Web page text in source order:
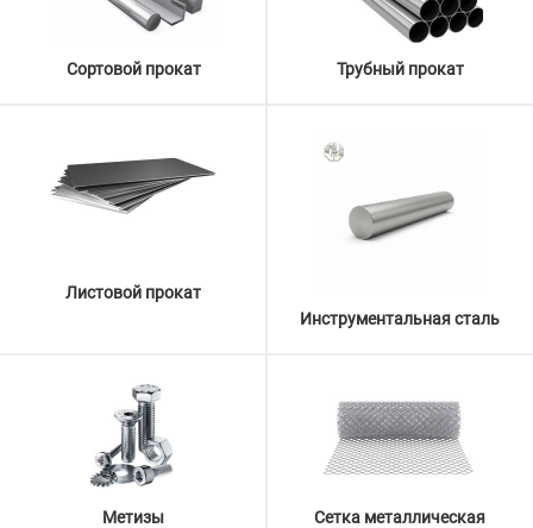
Сортовой прокат Трубный прокат
Листовой прокат
Инструментальная сталь
Метизы Сетка металлическая